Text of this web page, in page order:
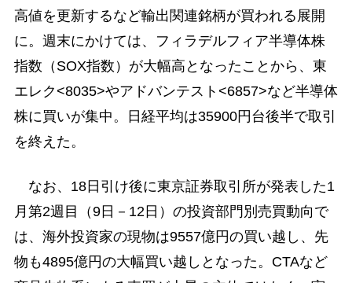
高値を更新するなど輸出関連銘柄が買われる展開
に。週末にかけては、フィラデルフィア半導体株
指数（SOX指数）が大幅高となったことから、東
エレク<8035>やアドバンテスト<6857>など半導体
株に買いが集中。日経平均は35900円台後半で取引
を終えた。
なお、18日引け後に東京証券取引所が発表した1
月第2週目（9日－12日）の投資部門別売買動向で
は、海外投資家の現物は9557億円の買い越し、先
物も4895億円の大幅買い越しとなった。CTAなど